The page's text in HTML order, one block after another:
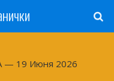
— 19 Июня 2026